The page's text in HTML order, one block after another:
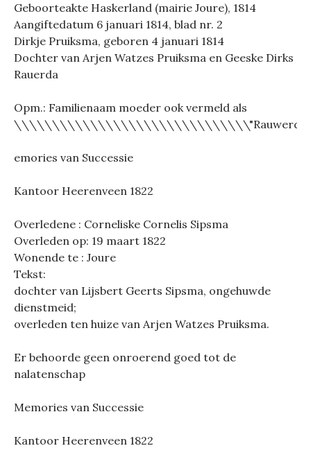
Geboorteakte Haskerland (mairie Joure), 1814
Aangiftedatum 6 januari 1814, blad nr. 2
Dirkje Pruiksma, geboren 4 januari 1814
Dochter van Arjen Watzes Pruiksma en Geeske Dirks
Rauerda
Opm.: Familienaam moeder ook vermeld als
\\\\\\\\\\\\\\\\\\\\\\\\\\\\\\\"Rauwerda
emories van Successie
Kantoor Heerenveen 1822
Overledene : Corneliske Cornelis Sipsma
Overleden op: 19 maart 1822
Wonende te : Joure
Tekst:
dochter van Lijsbert Geerts Sipsma, ongehuwde
dienstmeid;
overleden ten huize van Arjen Watzes Pruiksma.
Er behoorde geen onroerend goed tot de
nalatenschap
Memories van Successie
Kantoor Heerenveen 1822